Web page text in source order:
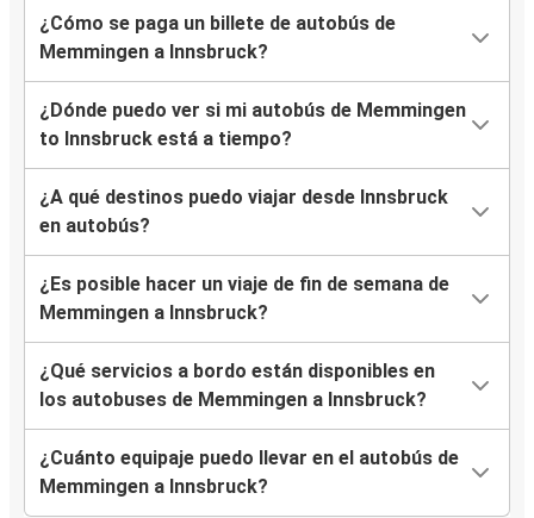
¿Cómo se paga un billete de autobús de
Memmingen a Innsbruck?
¿Dónde puedo ver si mi autobús de Memmingen
to Innsbruck está a tiempo?
¿A qué destinos puedo viajar desde Innsbruck
en autobús?
¿Es posible hacer un viaje de fin de semana de
Memmingen a Innsbruck?
¿Qué servicios a bordo están disponibles en
los autobuses de Memmingen a Innsbruck?
¿Cuánto equipaje puedo llevar en el autobús de
Memmingen a Innsbruck?